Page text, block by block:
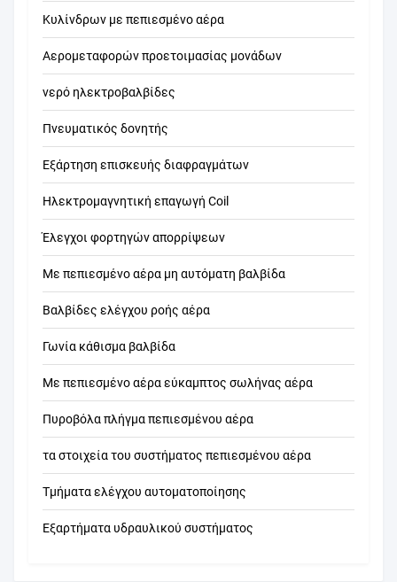
Κυλίνδρων με πεπιεσμένο αέρα
Αερομεταφορών προετοιμασίας μονάδων
νερό ηλεκτροβαλβίδες
Πνευματικός δονητής
Εξάρτηση επισκευής διαφραγμάτων
Ηλεκτρομαγνητική επαγωγή Coil
Έλεγχοι φορτηγών απορρίψεων
Με πεπιεσμένο αέρα μη αυτόματη βαλβίδα
Βαλβίδες ελέγχου ροής αέρα
Γωνία κάθισμα βαλβίδα
Με πεπιεσμένο αέρα εύκαμπτος σωλήνας αέρα
Πυροβόλα πλήγμα πεπιεσμένου αέρα
τα στοιχεία του συστήματος πεπιεσμένου αέρα
Τμήματα ελέγχου αυτοματοποίησης
Εξαρτήματα υδραυλικού συστήματος